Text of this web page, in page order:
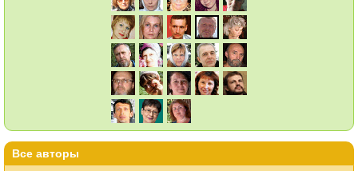
Все авторы